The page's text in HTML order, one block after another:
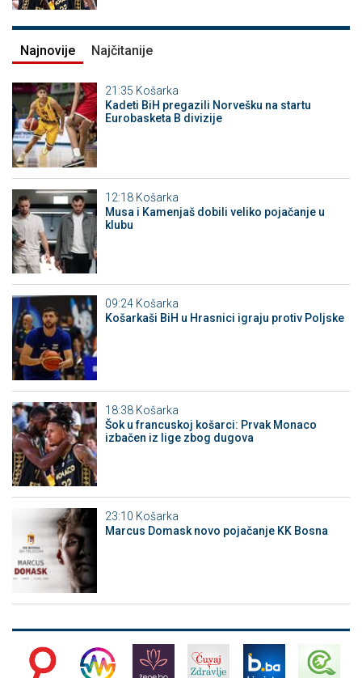
Najnovije Najčitanije
21:35 Košarka
Kadeti BiH pregazili Norvešku na startu
Eurobasketa B divizije
12:18 Košarka
Musa i Kamenjaš dobili veliko pojačanje u
klubu
09:24 Košarka
Košarkaši BiH u Hrasnici igraju protiv Poljske
18:38 Košarka
Šok u francuskoj košarci: Prvak Monaco
izbačen iz lige zbog dugova
23:10 Košarka
Marcus Domask novo pojačanje KK Bosna